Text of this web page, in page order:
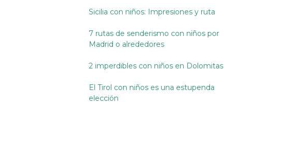
Sicilia con niños: Impresiones y ruta
7 rutas de senderismo con niños por
Madrid o alrededores
2 imperdibles con niños en Dolomitas
El Tirol con niños es una estupenda
elección